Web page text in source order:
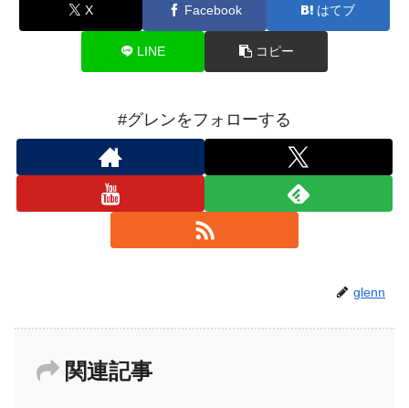
X Facebook はてブ
LINE コピー
#グレンをフォローする
glenn
関連記事